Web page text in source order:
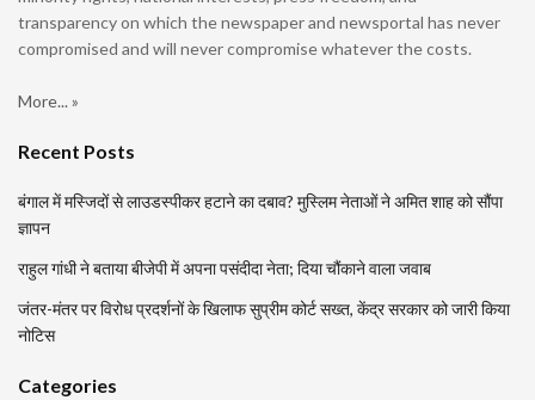
transparency on which the newspaper and newsportal has never
compromised and will never compromise whatever the costs.
More... »
Recent Posts
बंगाल में मस्जिदों से लाउडस्पीकर हटाने का दबाव? मुस्लिम नेताओं ने अमित शाह को सौंपा
ज्ञापन
राहुल गांधी ने बताया बीजेपी में अपना पसंदीदा नेता; दिया चौंकाने वाला जवाब
जंतर-मंतर पर विरोध प्रदर्शनों के खिलाफ सुप्रीम कोर्ट सख्त, केंद्र सरकार को जारी किया
नोटिस
Categories